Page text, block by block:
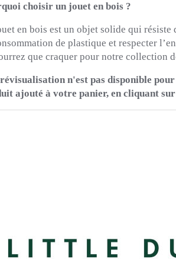
choisir un jouet en bois ?
en bois est un objet solide qui résiste
de plastique et respecter
que craquer pour notre collection
n'est pas disponible
ajouté à votre panier, en cliquant